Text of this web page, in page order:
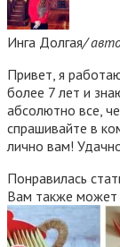
Инга Долгая/
Привет, я
более 7 лет и
абсолютно все,
спрашивайте в
лично вам!
Понравилась
Вам также может